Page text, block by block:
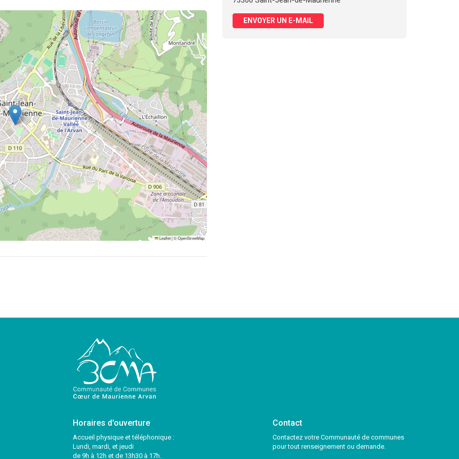
Leaflet|©OpenStreetMap
ENVOYER UN E-MAIL
Horaires d'ouverture
Accueil physique et téléphonique :
Lundi, mardi, et jeudi
de 9h à 12h et de 13h30 à 17h.
Contact
Contactez votre Communauté de communes
pour tout renseignement ou demande.